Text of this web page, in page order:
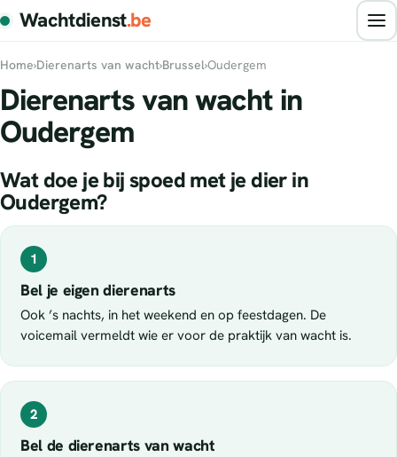
Wachtdienst.be
Home›Dierenarts van wacht›Brussel›Oudergem
Dierenarts van wacht in
Oudergem
Wat doe je bij spoed met je dier in
Oudergem?
1
Bel je eigen dierenarts
Ook ’s nachts, in het weekend en op feestdagen. De
voicemail vermeldt wie er voor de praktijk van wacht is.
2
Bel de dierenarts van wacht